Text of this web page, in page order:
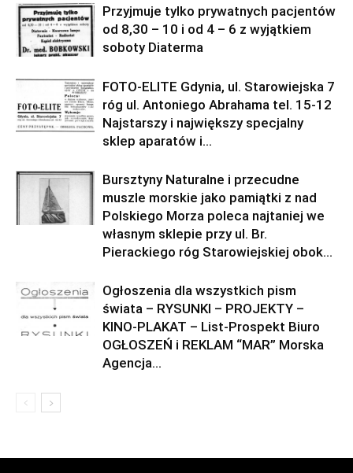
Przyjmuje tylko prywatnych pacjentów
od 8,30 – 10 i od 4 – 6 z wyjątkiem
soboty Diaterma
FOTO-ELITE Gdynia, ul. Starowiejska 7
róg ul. Antoniego Abrahama tel. 15-12
Najstarszy i największy specjalny
sklep aparatów i...
Bursztyny Naturalne i przecudne
muszle morskie jako pamiątki z nad
Polskiego Morza poleca najtaniej we
własnym sklepie przy ul. Br.
Pierackiego róg Starowiejskiej obok...
Ogłoszenia dla wszystkich pism
świata – RYSUNKI – PROJEKTY –
KINO-PLAKAT – List-Prospekt Biuro
OGŁOSZEŃ i REKLAM “MAR” Morska
Agencja...